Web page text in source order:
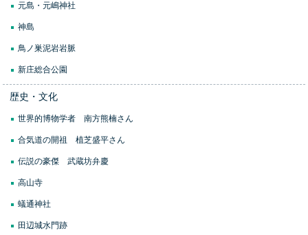
元島・元嶋神社
神島
鳥ノ巣泥岩岩脈
新庄総合公園
歴史・文化
世界的博物学者 南方熊楠さん
合気道の開祖 植芝盛平さん
伝説の豪傑 武蔵坊弁慶
高山寺
蟻通神社
田辺城水門跡